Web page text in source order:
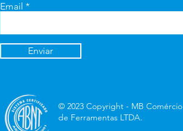
Email
Enviar
© 2023 Copyright - MB Comércio
de Ferramentas LTDA.